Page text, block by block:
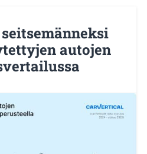
autojen